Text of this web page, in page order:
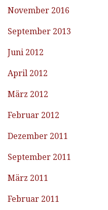
November 2016
September 2013
Juni 2012
April 2012
März 2012
Februar 2012
Dezember 2011
September 2011
März 2011
Februar 2011